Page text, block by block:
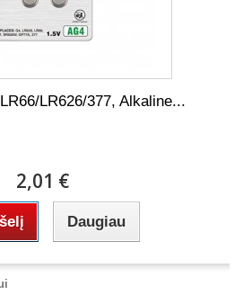
LR626/377, Alkaline...
2,01 €
Daugiau